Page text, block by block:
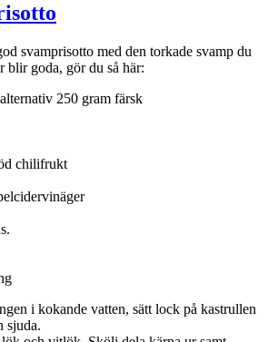
svamprisotto med den torkade svamp du
blir goda, gör du så här:
250 gram färsk
chilifrukt
i kokande vatten, sätt lock på kastrullen
sjuda.